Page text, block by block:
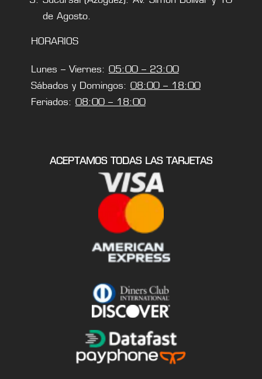
de Agosto.
HORARIOS
Lunes – Viernes: 05:00 – 23:00
Sábados y Domingos: 08:00 – 18:00
Feriados: 08:00 – 18:00
ACEPTAMOS TODAS LAS TARJETAS